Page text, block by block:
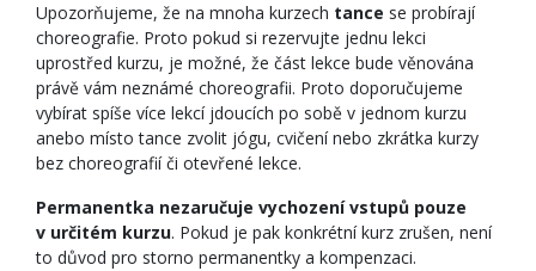
Upozorňujeme, že na mnoha kurzech tance se probírají
choreografie. Proto pokud si rezervujte jednu lekci
uprostřed kurzu, je možné, že část lekce bude věnována
právě vám neznámé choreografii. Proto doporučujeme
vybírat spíše více lekcí jdoucích po sobě v jednom kurzu
anebo místo tance zvolit jógu, cvičení nebo zkrátka kurzy
bez choreografií či otevřené lekce.
Permanentka nezaručuje vychození vstupů pouze
v určitém kurzu. Pokud je pak konkrétní kurz zrušen, není
to důvod pro storno permanentky a kompenzaci.